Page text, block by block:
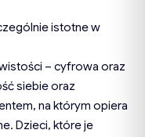
istotne w
– cyfrowa oraz
siebie oraz
na którym opiera
Dzieci, które je